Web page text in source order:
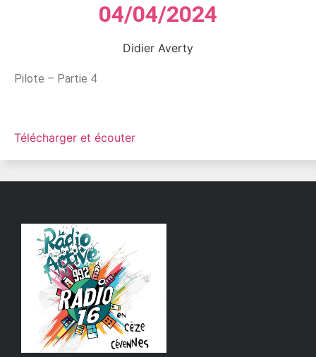
04/04/2024
Didier Averty
Pilote – Partie 4
Télécharger et écouter